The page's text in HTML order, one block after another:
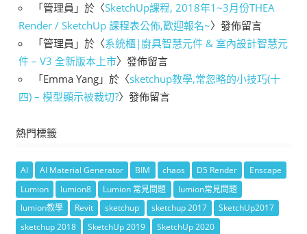
「管理員 」於〈SketchUp課程, 2018年1~3月份THEA
Render / SketchUp 課程表公佈,歡迎報名~〉發佈留言
「管理員 」於〈系統櫃|廚具智慧元件 & 室內設計智慧元
件 – V3 全新版本上市〉發佈留言
「Emma Yang 」於〈sketchup教學,常忽略的小技巧(十
四) – 模型顯示被裁切?〉發佈留言
熱門標籤
AI AI Material Generator BIM chaos D5 Render
Enscape
Lumion
lumion8 Lumion 常見問題
lumion常見問題
lumion教學
Revit sketchup sketchup 2017
SketchUp2017
sketchup 2018
SketchUp 2019
SketchUp 2020